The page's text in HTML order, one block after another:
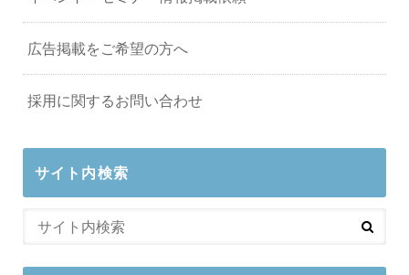
広告掲載をご希望の方へ
採用に関するお問い合わせ
サイト内検索